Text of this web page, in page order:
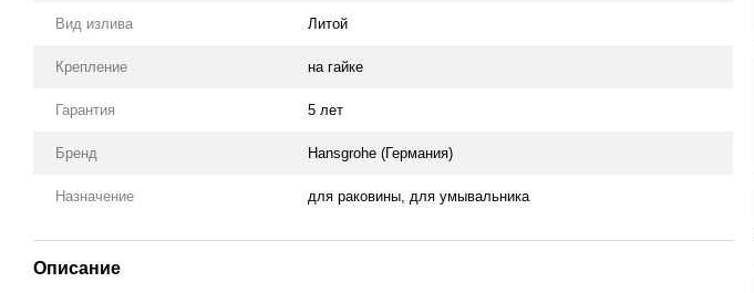
Вид излива Литой
Крепление на гайке
Гарантия 5 лет
Бренд Hansgrohe (Германия)
Назначение для раковины, для умывальника
Описание